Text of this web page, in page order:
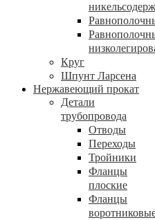
Круг
Шпунт Ларсена
Нержавеющий прокат
Детали
трубопровода
Отводы
Переходы
Тройники
Фланцы
плоские
Фланцы